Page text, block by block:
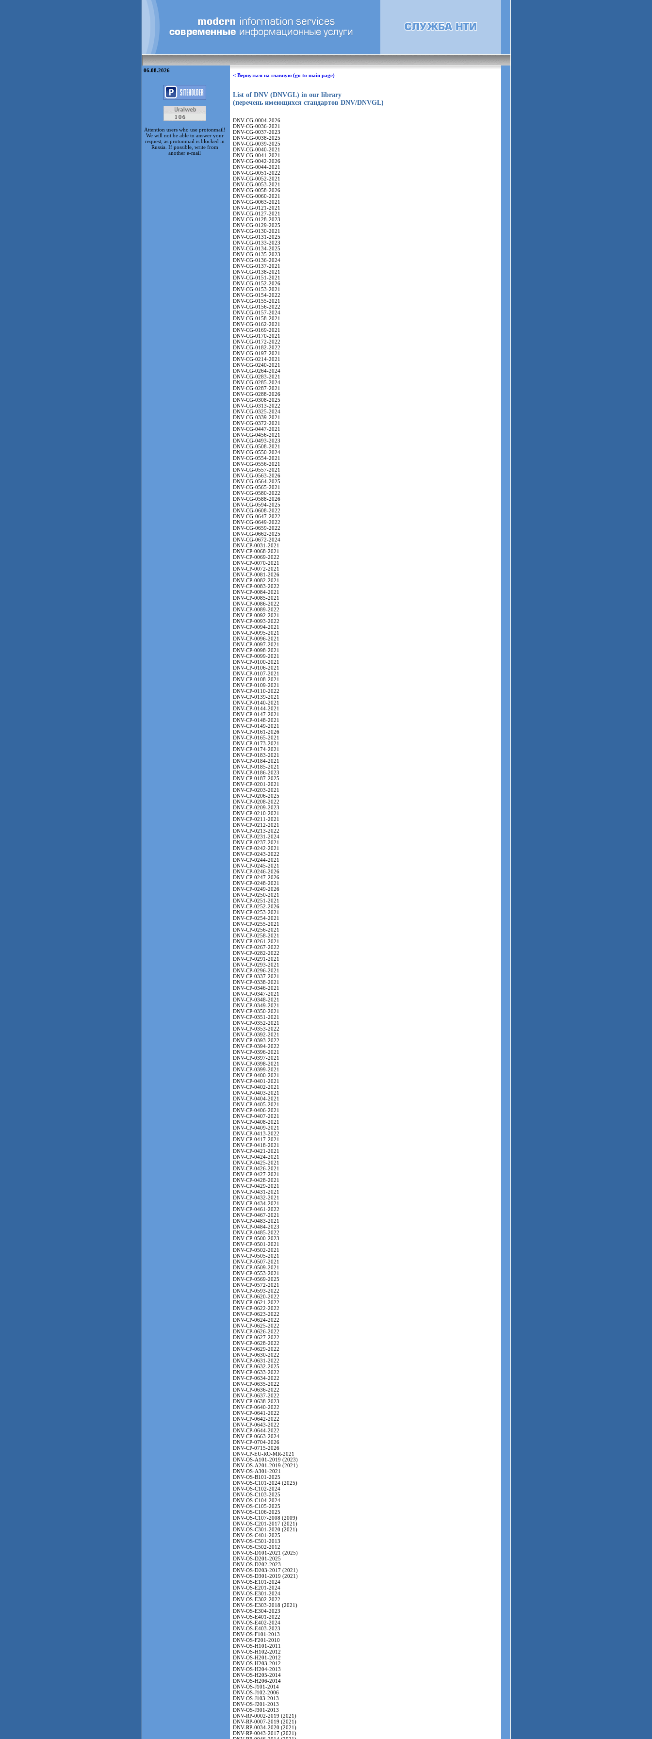
06.08.2026
Attention users who use protonmail!
We will not be able to answer your
request, as protonmail is blocked in
Russia. If possible, write from
another e-mail
< Вернуться на главную (go to main page)
List of DNV (DNVGL) in our library
(перечень имеющихся стандартов DNV/DNVGL)
DNV-CG-0004-2026
DNV-CG-0036-2021
DNV-CG-0037-2023
DNV-CG-0038-2025
DNV-CG-0039-2025
DNV-CG-0040-2021
DNV-CG-0041-2021
DNV-CG-0042-2026
DNV-CG-0044-2021
DNV-CG-0051-2022
DNV-CG-0052-2021
DNV-CG-0053-2021
DNV-CG-0058-2026
DNV-CG-0060-2021
DNV-CG-0063-2021
DNV-CG-0121-2021
DNV-CG-0127-2021
DNV-CG-0128-2023
DNV-CG-0129-2025
DNV-CG-0130-2021
DNV-CG-0131-2025
DNV-CG-0133-2023
DNV-CG-0134-2025
DNV-CG-0135-2023
DNV-CG-0136-2024
DNV-CG-0137-2021
DNV-CG-0138-2021
DNV-CG-0151-2021
DNV-CG-0152-2026
DNV-CG-0153-2021
DNV-CG-0154-2022
DNV-CG-0155-2021
DNV-CG-0156-2022
DNV-CG-0157-2024
DNV-CG-0158-2021
DNV-CG-0162-2021
DNV-CG-0169-2021
DNV-CG-0170-2021
DNV-CG-0172-2022
DNV-CG-0182-2022
DNV-CG-0197-2021
DNV-CG-0214-2021
DNV-CG-0240-2021
DNV-CG-0264-2024
DNV-CG-0283-2021
DNV-CG-0285-2024
DNV-CG-0287-2021
DNV-CG-0288-2026
DNV-CG-0308-2025
DNV-CG-0313-2022
DNV-CG-0325-2024
DNV-CG-0339-2021
DNV-CG-0372-2021
DNV-CG-0447-2021
DNV-CG-0456-2021
DNV-CG-0493-2023
DNV-CG-0508-2021
DNV-CG-0550-2024
DNV-CG-0554-2021
DNV-CG-0556-2021
DNV-CG-0557-2021
DNV-CG-0563-2026
DNV-CG-0564-2025
DNV-CG-0565-2021
DNV-CG-0580-2022
DNV-CG-0588-2026
DNV-CG-0594-2025
DNV-CG-0608-2022
DNV-CG-0647-2022
DNV-CG-0649-2022
DNV-CG-0659-2022
DNV-CG-0662-2025
DNV-CG-0672-2024
DNV-CP-0031-2021
DNV-CP-0068-2021
DNV-CP-0069-2022
DNV-CP-0070-2021
DNV-CP-0072-2021
DNV-CP-0081-2026
DNV-CP-0082-2021
DNV-CP-0083-2022
DNV-CP-0084-2021
DNV-CP-0085-2021
DNV-CP-0086-2022
DNV-CP-0089-2022
DNV-CP-0092-2021
DNV-CP-0093-2022
DNV-CP-0094-2021
DNV-CP-0095-2021
DNV-CP-0096-2021
DNV-CP-0097-2021
DNV-CP-0098-2021
DNV-CP-0099-2021
DNV-CP-0100-2021
DNV-CP-0106-2021
DNV-CP-0107-2021
DNV-CP-0108-2021
DNV-CP-0109-2021
DNV-CP-0110-2022
DNV-CP-0139-2021
DNV-CP-0140-2021
DNV-CP-0144-2021
DNV-CP-0147-2021
DNV-CP-0148-2021
DNV-CP-0149-2021
DNV-CP-0161-2026
DNV-CP-0165-2021
DNV-CP-0173-2021
DNV-CP-0174-2021
DNV-CP-0183-2021
DNV-CP-0184-2021
DNV-CP-0185-2021
DNV-CP-0186-2023
DNV-CP-0187-2025
DNV-CP-0201-2021
DNV-CP-0203-2021
DNV-CP-0206-2025
DNV-CP-0208-2022
DNV-CP-0209-2023
DNV-CP-0210-2021
DNV-CP-0211-2021
DNV-CP-0212-2021
DNV-CP-0213-2022
DNV-CP-0231-2024
DNV-CP-0237-2021
DNV-CP-0242-2021
DNV-CP-0243-2022
DNV-CP-0244-2021
DNV-CP-0245-2021
DNV-CP-0246-2026
DNV-CP-0247-2026
DNV-CP-0248-2021
DNV-CP-0249-2026
DNV-CP-0250-2021
DNV-CP-0251-2021
DNV-CP-0252-2026
DNV-CP-0253-2021
DNV-CP-0254-2021
DNV-CP-0255-2021
DNV-CP-0256-2021
DNV-CP-0258-2021
DNV-CP-0261-2021
DNV-CP-0267-2022
DNV-CP-0282-2022
DNV-CP-0291-2021
DNV-CP-0293-2021
DNV-CP-0296-2021
DNV-CP-0337-2021
DNV-CP-0338-2021
DNV-CP-0346-2021
DNV-CP-0347-2021
DNV-CP-0348-2021
DNV-CP-0349-2021
DNV-CP-0350-2021
DNV-CP-0351-2021
DNV-CP-0352-2021
DNV-CP-0353-2022
DNV-CP-0392-2021
DNV-CP-0393-2022
DNV-CP-0394-2022
DNV-CP-0396-2021
DNV-CP-0397-2021
DNV-CP-0398-2021
DNV-CP-0399-2021
DNV-CP-0400-2021
DNV-CP-0401-2021
DNV-CP-0402-2021
DNV-CP-0403-2021
DNV-CP-0404-2021
DNV-CP-0405-2021
DNV-CP-0406-2021
DNV-CP-0407-2021
DNV-CP-0408-2021
DNV-CP-0409-2021
DNV-CP-0413-2022
DNV-CP-0417-2021
DNV-CP-0418-2021
DNV-CP-0421-2021
DNV-CP-0424-2021
DNV-CP-0425-2021
DNV-CP-0426-2021
DNV-CP-0427-2021
DNV-CP-0428-2021
DNV-CP-0429-2021
DNV-CP-0431-2021
DNV-CP-0432-2021
DNV-CP-0434-2021
DNV-CP-0461-2022
DNV-CP-0467-2021
DNV-CP-0483-2021
DNV-CP-0484-2023
DNV-CP-0485-2022
DNV-CP-0500-2023
DNV-CP-0501-2021
DNV-CP-0502-2021
DNV-CP-0505-2021
DNV-CP-0507-2021
DNV-CP-0509-2021
DNV-CP-0553-2021
DNV-CP-0569-2025
DNV-CP-0572-2021
DNV-CP-0593-2022
DNV-CP-0620-2022
DNV-CP-0621-2022
DNV-CP-0622-2022
DNV-CP-0623-2022
DNV-CP-0624-2022
DNV-CP-0625-2022
DNV-CP-0626-2022
DNV-CP-0627-2022
DNV-CP-0628-2022
DNV-CP-0629-2022
DNV-CP-0630-2022
DNV-CP-0631-2022
DNV-CP-0632-2025
DNV-CP-0633-2022
DNV-CP-0634-2022
DNV-CP-0635-2022
DNV-CP-0636-2022
DNV-CP-0637-2022
DNV-CP-0638-2023
DNV-CP-0640-2022
DNV-CP-0641-2022
DNV-CP-0642-2022
DNV-CP-0643-2022
DNV-CP-0644-2022
DNV-CP-0663-2024
DNV-CP-0704-2026
DNV-CP-0715-2026
DNV-CP-EU-RO-MR-2021
DNV-OS-A101-2019 (2023)
DNV-OS-A201-2019 (2021)
DNV-OS-A301-2021
DNV-OS-B101-2025
DNV-OS-C101-2024 (2025)
DNV-OS-C102-2024
DNV-OS-C103-2025
DNV-OS-C104-2024
DNV-OS-C105-2025
DNV-OS-C106-2025
DNV-OS-C107-2008 (2009)
DNV-OS-C201-2017 (2021)
DNV-OS-C301-2020 (2021)
DNV-OS-C401-2025
DNV-OS-C501-2013
DNV-OS-C502-2012
DNV-OS-D101-2021 (2025)
DNV-OS-D201-2025
DNV-OS-D202-2023
DNV-OS-D203-2017 (2021)
DNV-OS-D301-2019 (2021)
DNV-OS-E101-2024
DNV-OS-E201-2024
DNV-OS-E301-2024
DNV-OS-E302-2022
DNV-OS-E303-2018 (2021)
DNV-OS-E304-2023
DNV-OS-E401-2022
DNV-OS-E402-2024
DNV-OS-E403-2023
DNV-OS-F101-2013
DNV-OS-F201-2010
DNV-OS-H101-2011
DNV-OS-H102-2012
DNV-OS-H201-2012
DNV-OS-H203-2012
DNV-OS-H204-2013
DNV-OS-H205-2014
DNV-OS-H206-2014
DNV-OS-J101-2014
DNV-OS-J102-2006
DNV-OS-J103-2013
DNV-OS-J201-2013
DNV-OS-J301-2013
DNV-RP-0002-2019 (2021)
DNV-RP-0007-2019 (2021)
DNV-RP-0034-2020 (2021)
DNV-RP-0043-2017 (2021)